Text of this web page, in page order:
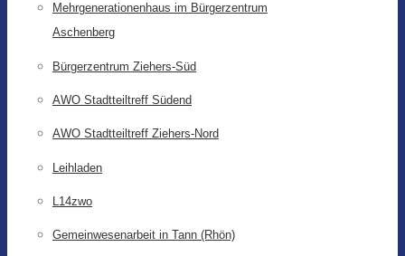
Mehrgenerationenhaus im Bürgerzentrum
Aschenberg
Bürgerzentrum Ziehers-Süd
AWO Stadtteiltreff Südend
AWO Stadtteiltreff Ziehers-Nord
Leihladen
L14zwo
Gemeinwesenarbeit in Tann (Rhön)